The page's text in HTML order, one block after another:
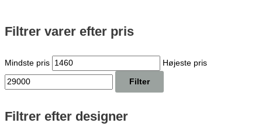
Filtrer varer efter pris
Mindste pris Højeste pris
Filter
Filtrer efter designer